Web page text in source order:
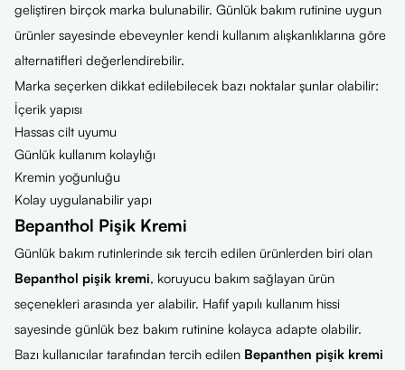
geliştiren birçok marka bulunabilir. Günlük bakım rutinine uygun
ürünler sayesinde ebeveynler kendi kullanım alışkanlıklarına göre
alternatifleri değerlendirebilir.
Marka seçerken dikkat edilebilecek bazı noktalar şunlar olabilir:
İçerik yapısı
Hassas cilt uyumu
Günlük kullanım kolaylığı
Kremin yoğunluğu
Kolay uygulanabilir yapı
Bepanthol Pişik Kremi
Günlük bakım rutinlerinde sık tercih edilen ürünlerden biri olan
Bepanthol pişik kremi, koruyucu bakım sağlayan ürün
seçenekleri arasında yer alabilir. Hafif yapılı kullanım hissi
sayesinde günlük bez bakım rutinine kolayca adapte olabilir.
Bazı kullanıcılar tarafından tercih edilen Bepanthen pişik kremi